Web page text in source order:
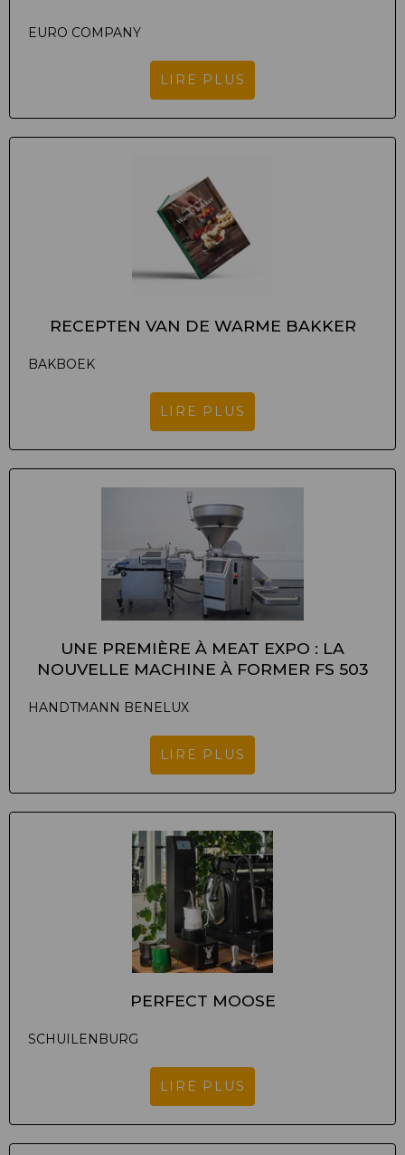
EURO COMPANY
LIRE PLUS
RECEPTEN VAN DE WARME BAKKER
BAKBOEK
LIRE PLUS
UNE PREMIÈRE À MEAT EXPO : LA
NOUVELLE MACHINE À FORMER FS 503
HANDTMANN BENELUX
LIRE PLUS
PERFECT MOOSE
SCHUILENBURG
LIRE PLUS